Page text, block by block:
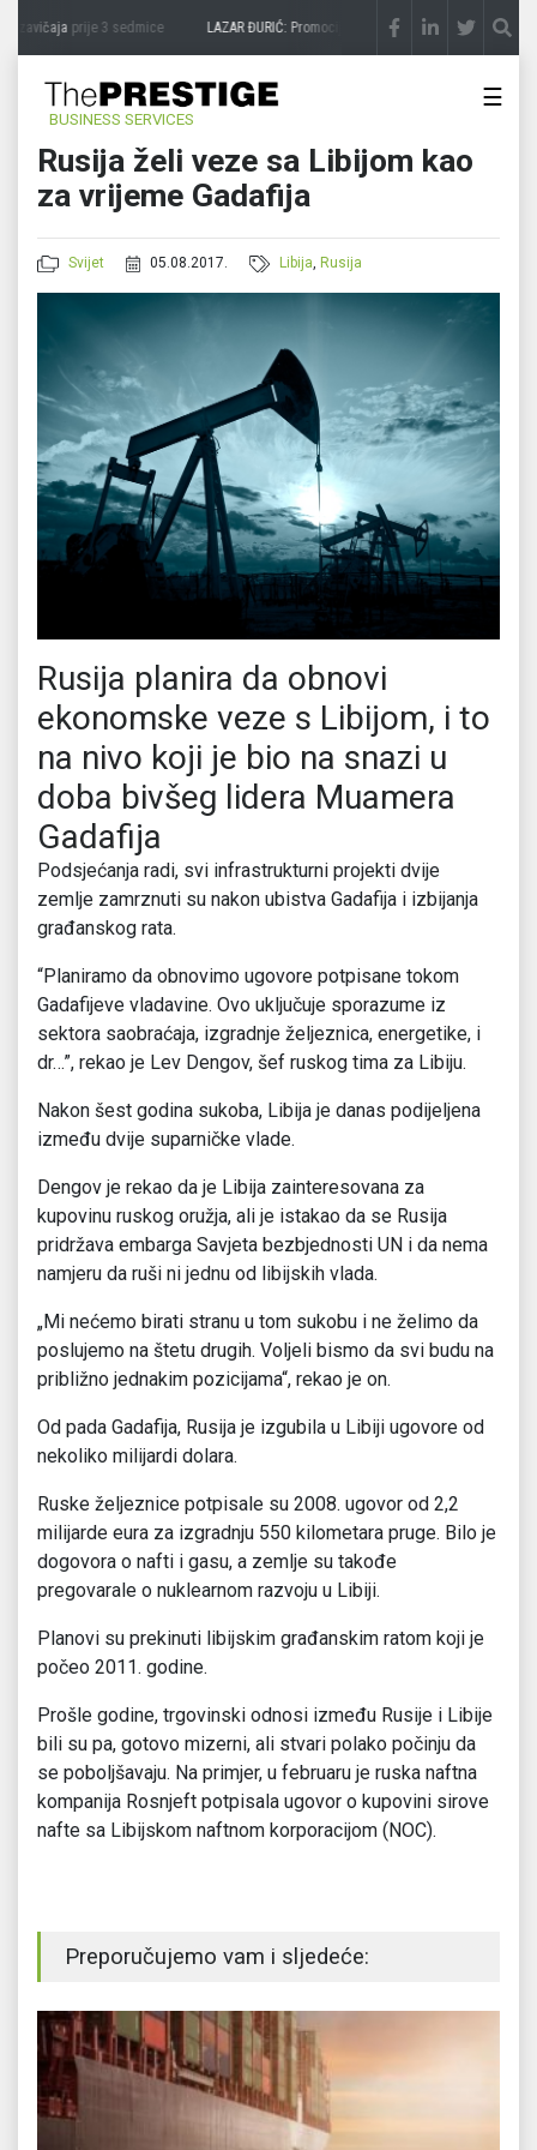
zavičajaprije 3 sedmice LAZAR ĐURIĆ: Promocija potencijal pretvara u destinaciju
BUSINESS SERVICES
☰
Rusija želi veze sa Libijom kao
za vrijeme Gadafija
Svijet 05.08.2017. Libija,Rusija
Rusija planira da obnovi
ekonomske veze s Libijom, i to
na nivo koji je bio na snazi u
doba bivšeg lidera Muamera
Gadafija
Podsjećanja radi, svi infrastrukturni projekti dvije
zemlje zamrznuti su nakon ubistva Gadafija i izbijanja
građanskog rata.
“Planiramo da obnovimo ugovore potpisane tokom
Gadafijeve vladavine. Ovo uključuje sporazume iz
sektora saobraćaja, izgradnje željeznica, energetike, i
dr…”, rekao je Lev Dengov, šef ruskog tima za Libiju.
Nakon šest godina sukoba, Libija je danas podijeljena
između dvije suparničke vlade.
Dengov je rekao da je Libija zainteresovana za
kupovinu ruskog oružja, ali je istakao da se Rusija
pridržava embarga Savjeta bezbjednosti UN i da nema
namjeru da ruši ni jednu od libijskih vlada.
„Mi nećemo birati stranu u tom sukobu i ne želimo da
poslujemo na štetu drugih. Voljeli bismo da svi budu na
približno jednakim pozicijama“, rekao je on.
Od pada Gadafija, Rusija je izgubila u Libiji ugovore od
nekoliko milijardi dolara.
Ruske željeznice potpisale su 2008. ugovor od 2,2
milijarde eura za izgradnju 550 kilometara pruge. Bilo je
dogovora o nafti i gasu, a zemlje su takođe
pregovarale o nuklearnom razvoju u Libiji.
Planovi su prekinuti libijskim građanskim ratom koji je
počeo 2011. godine.
Prošle godine, trgovinski odnosi između Rusije i Libije
bili su pa, gotovo mizerni, ali stvari polako počinju da
se poboljšavaju. Na primjer, u februaru je ruska naftna
kompanija Rosnjeft potpisala ugovor o kupovini sirove
nafte sa Libijskom naftnom korporacijom (NOC).
Preporučujemo vam i sljedeće: